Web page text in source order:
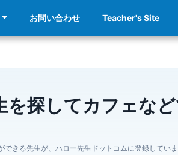
お問い合わせ Teacher's Site
を探してカフェな
できる先生が、ハロー先生ドットコムに登録していま